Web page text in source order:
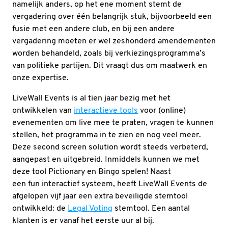
namelijk anders, op het ene moment stemt de
vergadering over één belangrijk stuk, bijvoorbeeld een
fusie met een andere club, en bij een andere
vergadering moeten er wel zeshonderd amendementen
worden behandeld, zoals bij verkiezingsprogramma’s
van politieke partijen. Dit vraagt dus om maatwerk en
onze expertise.
LiveWall Events is al tien jaar bezig met het
ontwikkelen van interactieve tools voor (online)
evenementen om live mee te praten, vragen te kunnen
stellen, het programma in te zien en nog veel meer.
Deze second screen solution wordt steeds verbeterd,
aangepast en uitgebreid. Inmiddels kunnen we met
deze tool Pictionary en Bingo spelen! Naast
een fun interactief systeem, heeft LiveWall Events de
afgelopen vijf jaar een extra beveiligde stemtool
ontwikkeld: de Legal Voting stemtool. Een aantal
klanten is er vanaf het eerste uur al bij.